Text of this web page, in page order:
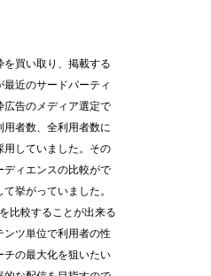
買い取り、掲載する
近のサードパーティ
広告のメディア選定で
者数、全利用者数に
用していました。その
ディエンスの比較がで
挙がっていました。
比較することが出来る
ンツ単位で利用者の性
チの最大化を狙いたい